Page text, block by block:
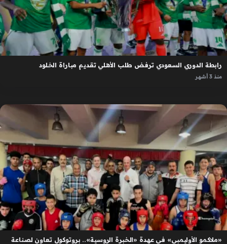
رابطة الدوري السعودي ترفض طلب الأهلي تقديم مباراة الخلود
منذ 3 أشهر
«ملاكمو الأوليمبي» في عهدة «الخبرة الروسية».. بروتوكول تعاون لصناعة